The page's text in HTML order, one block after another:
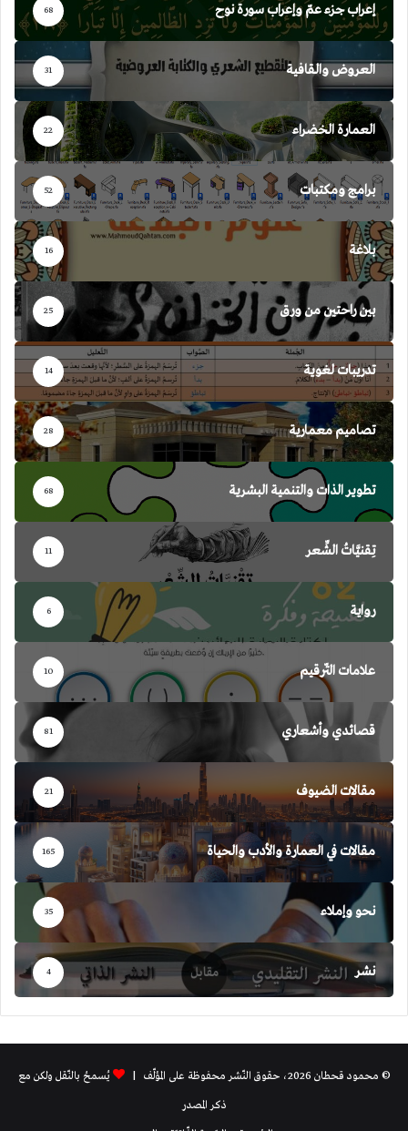
إعراب جزء عمّ وإعراب سورة نوح 68
العروض والقافية 31
العمارة الخضراء 22
برامج ومكتبات 52
بلاغة 16
بين راحتين من ورق 25
تدريبات لغوية 14
تصاميم معمارية 28
تطوير الذات والتنمية البشرية 68
تِقنيَّاتُ الشِّعر 11
رواية 6
علامات التّرقيم 10
قصائدي وأشعاري 81
مقالات الضيوف 21
مقالات في العمارة والأدب والحياة 165
نحو وإملاء 35
نشر 4
© محمود قحطان 2026، حقوق النّشر محفوظة على المؤلّف |
يُسمحُ بالنّقل ولكن مع
ذكر المصدر